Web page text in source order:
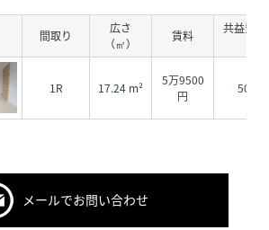
間取り
広さ
（㎡）
賃料
共益費
1R 17.24 m²
5万9500
円
5000
メールでお問い合わせ